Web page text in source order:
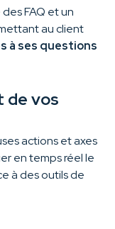
FAQ et un
au client
à ses questions
de vos
actions et axes
en temps réel le
à des outils de